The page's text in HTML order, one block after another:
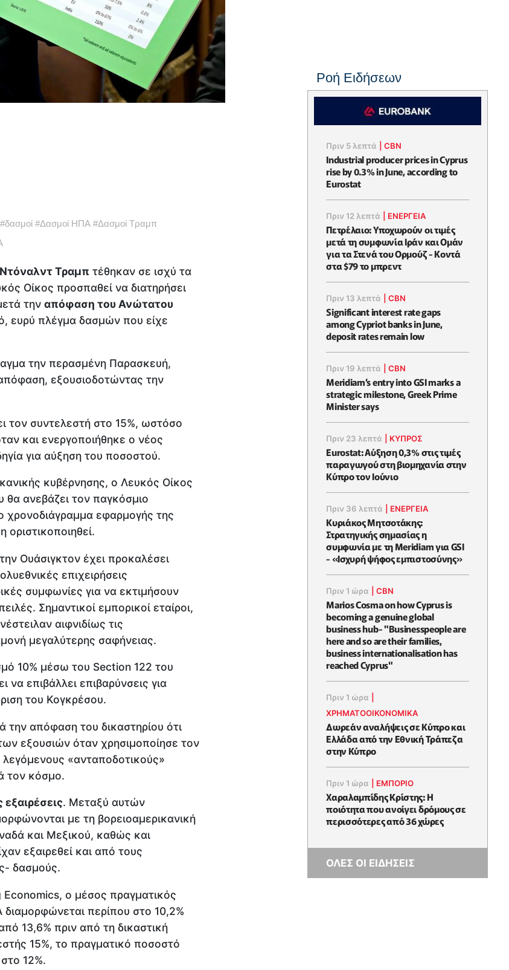
#δασμοί #Δασμοί ΗΠΑ #Δασμοί Τραμπ
Ντόναλντ Τραμπ τέθηκαν σε ισχύ τα
Οίκος προσπαθεί να διατηρήσει
την απόφαση του Ανώτατου
ευρύ πλέγμα δασμών που είχε
την περασμένη Παρασκευή,
εξουσιοδοτώντας την
τον συντελεστή στο 15%, ωστόσο
και ενεργοποιήθηκε ο νέος
για αύξηση του ποσοστού.
κυβέρνησης, ο Λευκός Οίκος
θα ανεβάζει τον παγκόσμιο
χρονοδιάγραμμα εφαρμογής της
Ουάσιγκτον έχει προκαλέσει
επιχειρήσεις
συμφωνίες για να εκτιμήσουν
Σημαντικοί εμπορικοί εταίροι,
αιφνιδίως τις
μεγαλύτερης σαφήνειας.
10% μέσω του Section 122 του
επιβάλλει επιβαρύνσεις για
του Κογκρέσου.
την απόφαση του δικαστηρίου ότι
εξουσιών όταν χρησιμοποίησε τον
«ανταποδοτικούς»
τον κόσμο.
. Μεταξύ αυτών
με τη βορειοαμερικανική
και Μεξικού, καθώς και
εξαιρεθεί και από τους
δασμούς.
ο μέσος πραγματικός
περίπου στο 10,2%
13,6% πριν από τη δικαστική
15%, το πραγματικό ποσοστό
12%.
Ροή Ειδήσεων
Πριν 5 λεπτά |CBN
Industrial producer prices in Cyprus
rise by 0.3% in June, according to
Eurostat
Πριν 12 λεπτά ΕΝΈΡΓΕΙΑ
Πετρέλαιο: Υποχωρούν οι τιμές
μετά τη συμφωνία Ιράν και Ομάν
για τα Στενά του Ορμούζ - Κοντά
στα $79 το μπρεντ
Πριν 13 λεπτά |CBN
Significant interest rate gaps
among Cypriot banks in June,
deposit rates remain low
Πριν 19 λεπτά |CBN
Meridiam’s entry into GSI marks a
strategic milestone, Greek Prime
Minister says
Πριν 23 λεπτά ΚΥΠΡΟΣ
Eurostat: Αύξηση 0,3% στις τιμές
παραγωγού στη βιομηχανία στην
Κύπρο τον Ιούνιο
Πριν 36 λεπτά ΕΝΈΡΓΕΙΑ
Κυριάκος Μητσοτάκης:
Στρατηγικής σημασίας η
συμφωνία με τη Meridiam για GSI
- «Ισχυρή ψήφος εμπιστοσύνης»
Πριν 1 ώρα |CBN
Marios Cosma on how Cyprus is
becoming a genuine global
business hub- "Businesspeople are
here and so are their families,
business internationalisation has
reached Cyprus"
Πριν 1 ώρα
ΧΡΗΜΑΤΟΟΙΚΟΝΟΜΙΚΆ
Δωρεάν αναλήψεις σε Κύπρο και
Ελλάδα από την Εθνική Τράπεζα
στην Κύπρο
Πριν 1 ώρα ΕΜΠΟΡΙΟ
Χαραλαμπίδης Κρίστης: Η
ποιότητα που ανοίγει δρόμους σε
περισσότερες από 36 χώρες
ΟΛΕΣ ΟΙ ΕΙΔΗΣΕΙΣ